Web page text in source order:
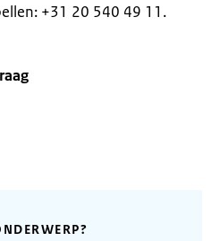
+31 20 540 49 11.